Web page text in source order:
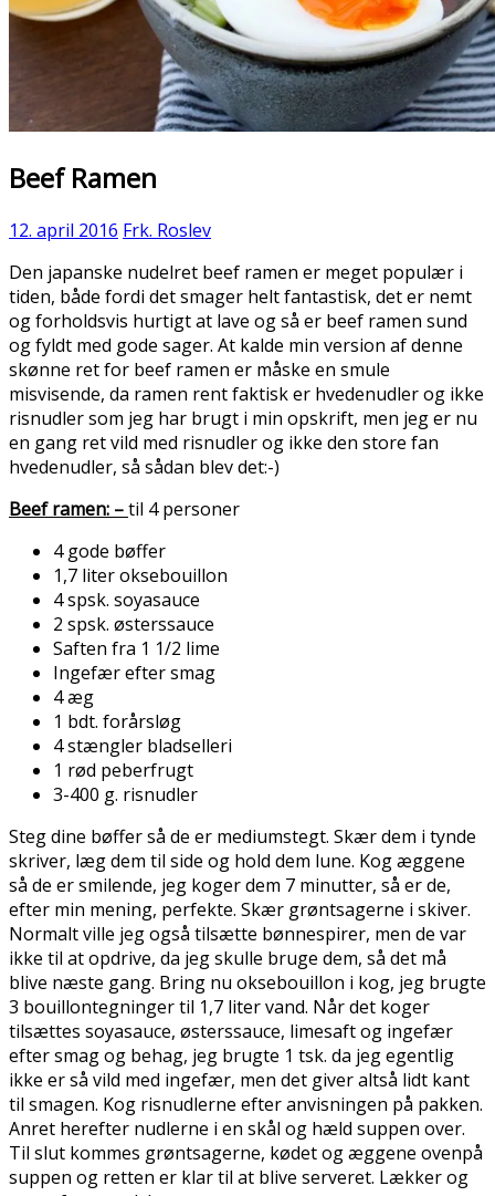
Beef Ramen
12. april 2016 Frk. Roslev
Den japanske nudelret beef ramen er meget populær i
tiden, både fordi det smager helt fantastisk, det er nemt
og forholdsvis hurtigt at lave og så er beef ramen sund
og fyldt med gode sager. At kalde min version af denne
skønne ret for beef ramen er måske en smule
misvisende, da ramen rent faktisk er hvedenudler og ikke
risnudler som jeg har brugt i min opskrift, men jeg er nu
en gang ret vild med risnudler og ikke den store fan
hvedenudler, så sådan blev det:-)
Beef ramen: –til 4 personer
4 gode bøffer
1,7 liter oksebouillon
4 spsk. soyasauce
2 spsk. østerssauce
Saften fra 1 1/2 lime
Ingefær efter smag
4 æg
1 bdt. forårsløg
4 stængler bladselleri
1 rød peberfrugt
3-400 g. risnudler
Steg dine bøffer så de er mediumstegt. Skær dem i tynde
skriver, læg dem til side og hold dem lune. Kog æggene
så de er smilende, jeg koger dem 7 minutter, så er de,
efter min mening, perfekte. Skær grøntsagerne i skiver.
Normalt ville jeg også tilsætte bønnespirer, men de var
ikke til at opdrive, da jeg skulle bruge dem, så det må
blive næste gang. Bring nu oksebouillon i kog, jeg brugte
3 bouillontegninger til 1,7 liter vand. Når det koger
tilsættes soyasauce, østerssauce, limesaft og ingefær
efter smag og behag, jeg brugte 1 tsk. da jeg egentlig
ikke er så vild med ingefær, men det giver altså lidt kant
til smagen. Kog risnudlerne efter anvisningen på pakken.
Anret herefter nudlerne i en skål og hæld suppen over.
Til slut kommes grøntsagerne, kødet og æggene ovenpå
suppen og retten er klar til at blive serveret. Lækker og